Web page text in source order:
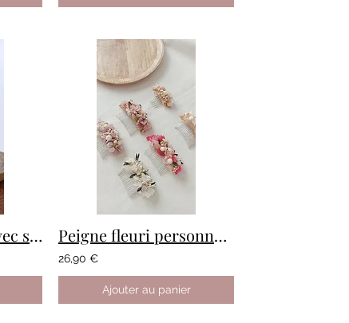
HUCHUY - mini avec soliflore Peigne fleuri personnalisé
26,90 €
Ajouter au panier